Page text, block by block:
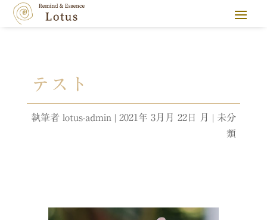
テスト
執筆者lotus-admin |2021年 3月月 22日 月 | 未分
類